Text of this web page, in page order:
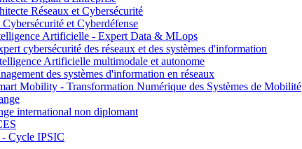
Réseaux et Cybersécurité
et Cyberdéfense
Artificielle - Expert Data & MLops
cybersécurité des réseaux et des systèmes d'information
Artificielle multimodale et autonome
des systèmes d'information en réseaux
Mobility - Transformation Numérique des Systèmes de Mobilité
international non diplomant
Cycle IPSIC